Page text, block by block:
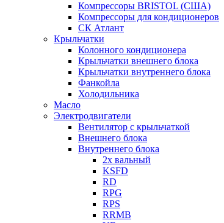
Компрессоры BRISTOL (США)
Компрессоры для кондиционеров
СК Атлант
Крыльчатки
Колонного кондиционера
Крыльчатки внешнего блока
Крыльчатки внутреннего блока
Фанкойла
Холодильника
Масло
Электродвигатели
Вентилятор с крыльчаткой
Внешнего блока
Внутреннего блока
2х вальный
KSFD
RD
RPG
RPS
RRMB